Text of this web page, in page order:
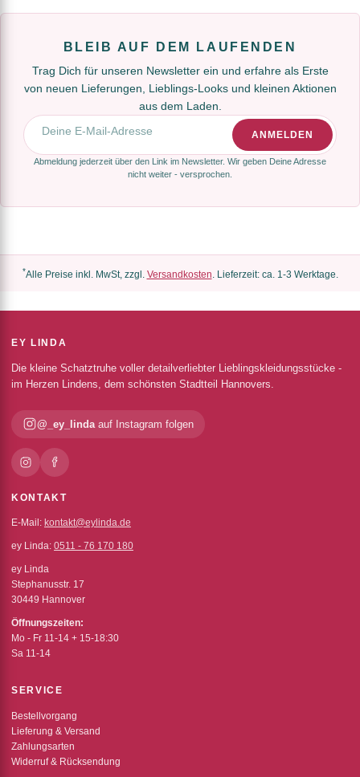
BLEIB AUF DEM LAUFENDEN
Trag Dich für unseren Newsletter ein und erfahre als Erste
von neuen Lieferungen, Lieblings-Looks und kleinen Aktionen
aus dem Laden.
E-Mail-Adresse
ANMELDEN
Abmeldung jederzeit über den Link im Newsletter. Wir geben Deine Adresse
nicht weiter - versprochen.
*Alle Preise inkl. MwSt, zzgl. Versandkosten. Lieferzeit: ca. 1-3 Werktage.
EY LINDA
Die kleine Schatztruhe voller detailverliebter Lieblingskleidungsstücke -
im Herzen Lindens, dem schönsten Stadtteil Hannovers.
@_ey_linda auf Instagram folgen
KONTAKT
E-Mail: kontakt@eylinda.de
ey Linda: 0511 - 76 170 180
ey Linda
Stephanusstr. 17
30449 Hannover
Öffnungszeiten:
Mo - Fr 11-14 + 15-18:30
Sa 11-14
SERVICE
Bestellvorgang
Lieferung & Versand
Zahlungsarten
Widerruf & Rücksendung